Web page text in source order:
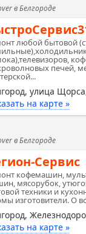
в Белгороде
любой бытовой
печей,
улица
на карте »
в Белгороде
Сервис
кофемашин,
мясорубок,
техники и
изготовители. О
на карте »